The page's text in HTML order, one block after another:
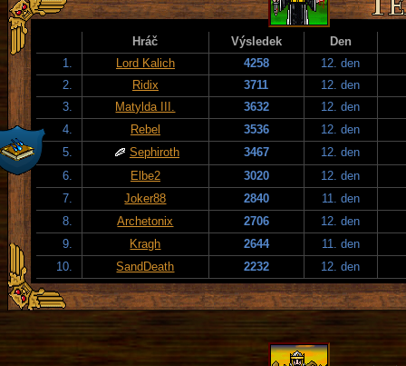
Hráč Výsledek
Den
1.
Lord Kalich 4258
12. den
2.
Ridix 3711
12. den
3.
Matylda III. 3632
12. den
4.
Rebel 3536
12. den
5.
Sephiroth 3467
12. den
6.
Elbe2 3020
12. den
7.
Joker88 2840
11. den
8.
Archetonix 2706
12. den
9.
Kragh 2644
11. den
10.
SandDeath 2232 12. den